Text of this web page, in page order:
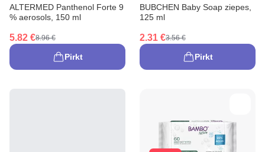
ALTERMED Panthenol Forte 9
% aerosols, 150 ml
5.82 €8.96 €
Pirkt
BUBCHEN Baby Soap ziepes,
125 ml
2.31 €3.56 €
Pirkt